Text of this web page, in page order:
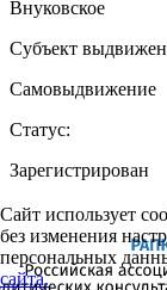
Внуковское
Субъект
Самовыдвижение
Статус:
Зарегистрирован
Сайт использует
без изменения
персональных
сайта.